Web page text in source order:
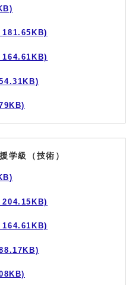
181.65KB)
164.61KB)
学級（技術）
204.15KB)
164.61KB)